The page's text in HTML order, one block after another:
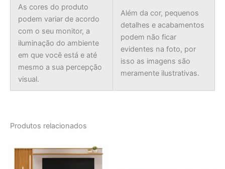
As cores do produto
podem variar de acordo
com o seu monitor, a
iluminação do ambiente
em que você está e até
mesmo a sua percepção
visual.
Além da cor, pequenos
detalhes e acabamentos
podem não ficar
evidentes na foto, por
isso as imagens são
meramente ilustrativas.
Produtos relacionados